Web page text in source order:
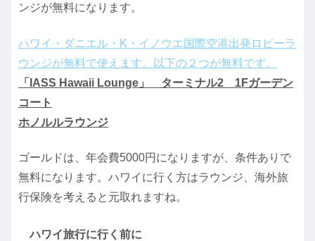
ンジが無料になります。
ハワイ・ダニエル・K・イノウエ国際空港出発ロビーラ
ウンジが無料で使えます。以下の２つが無料です。
「IASS Hawaii Lounge」 ターミナル2 1Fガーデン
コート
ホノルルラウンジ
ゴールドは、年会費5000円になりますが、条件ありで
無料になります。ハワイに行く方はラウンジ、海外旅
行保険を考えると元取れますね。
ハワイ旅行に行く前に